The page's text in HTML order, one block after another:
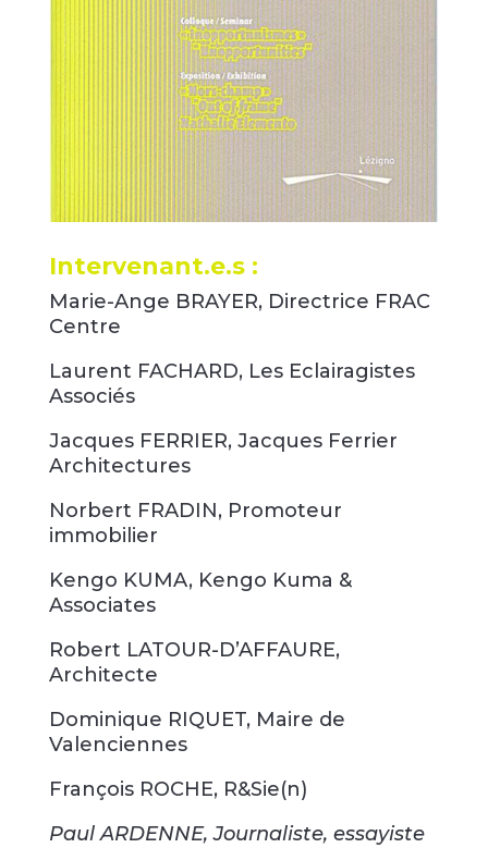
Intervenant.e.s :
Marie-Ange BRAYER, Directrice FRAC
Centre
Laurent FACHARD, Les Eclairagistes
Associés
Jacques FERRIER, Jacques Ferrier
Architectures
Norbert FRADIN, Promoteur
immobilier
Kengo KUMA, Kengo Kuma &
Associates
Robert LATOUR-D’AFFAURE,
Architecte
Dominique RIQUET, Maire de
Valenciennes
François ROCHE, R&Sie(n)
Paul ARDENNE, Journaliste, essayiste